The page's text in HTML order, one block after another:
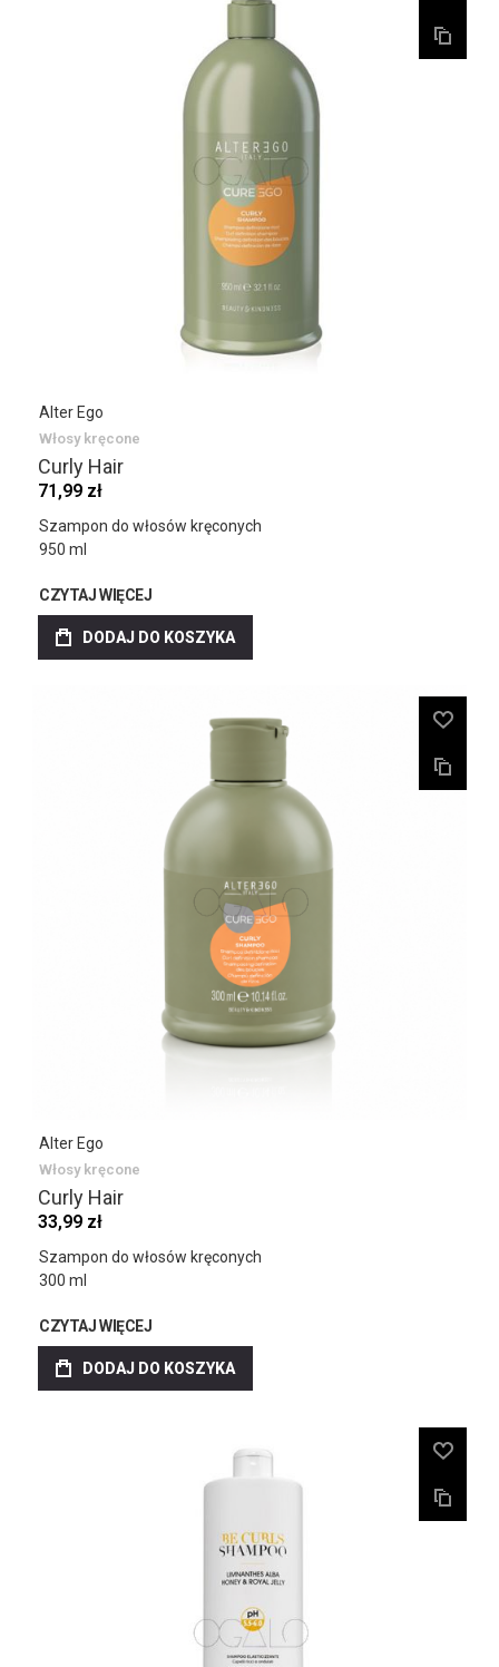
Alter Ego
Włosy kręcone
Curly Hair
71,99 zł
Szampon do włosów kręconych
950 ml
CZYTAJ WIĘCEJ
DODAJ DO KOSZYKA
Alter Ego
Włosy kręcone
Curly Hair
33,99 zł
Szampon do włosów kręconych
300 ml
CZYTAJ WIĘCEJ
DODAJ DO KOSZYKA